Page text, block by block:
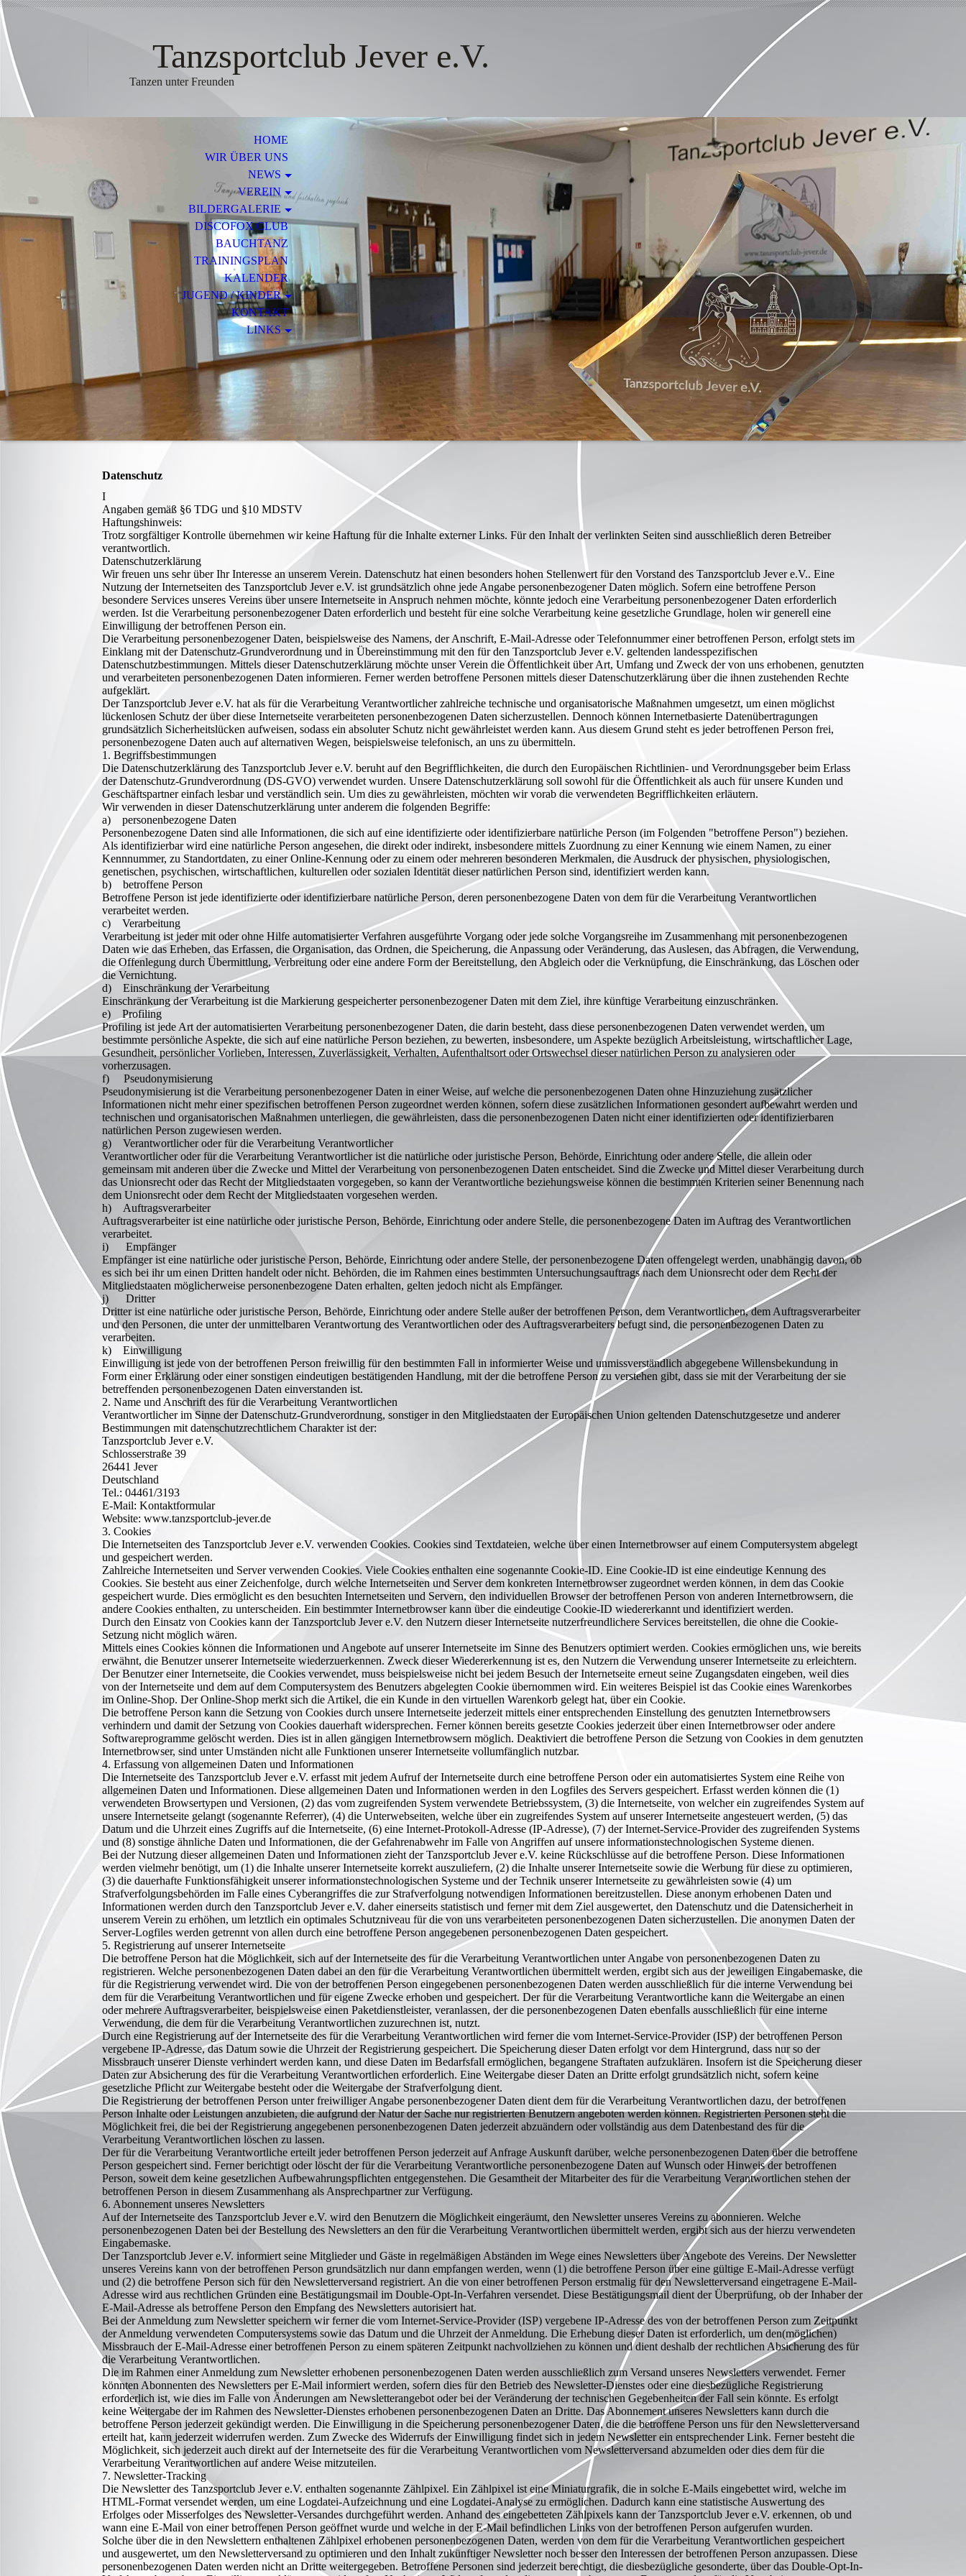
Tanzsportclub Jever e.V.
Tanzen unter Freunden
HOME
WIR ÜBER UNS
NEWS
VEREIN
BILDERGALERIE
DISCOFOX CLUB
BAUCHTANZ
TRAININGSPLAN
KALENDER
JUGEND / KINDER
KONTAKT
LINKS
Datenschutz
I
Angaben gemäß §6 TDG und §10 MDSTV
Haftungshinweis:
Trotz sorgfältiger Kontrolle übernehmen wir keine Haftung für die Inhalte externer Links. Für den Inhalt der verlinkten Seiten sind ausschließlich deren Betreiber
verantwortlich.
Datenschutzerklärung
Wir freuen uns sehr über Ihr Interesse an unserem Verein. Datenschutz hat einen besonders hohen Stellenwert für den Vorstand des Tanzsportclub Jever e.V.. Eine
Nutzung der Internetseiten des Tanzsportclub Jever e.V. ist grundsätzlich ohne jede Angabe personenbezogener Daten möglich. Sofern eine betroffene Person
besondere Services unseres Vereins über unsere Internetseite in Anspruch nehmen möchte, könnte jedoch eine Verarbeitung personenbezogener Daten erforderlich
werden. Ist die Verarbeitung personenbezogener Daten erforderlich und besteht für eine solche Verarbeitung keine gesetzliche Grundlage, holen wir generell eine
Einwilligung der betroffenen Person ein.
Die Verarbeitung personenbezogener Daten, beispielsweise des Namens, der Anschrift, E-Mail-Adresse oder Telefonnummer einer betroffenen Person, erfolgt stets im
Einklang mit der Datenschutz-Grundverordnung und in Übereinstimmung mit den für den Tanzsportclub Jever e.V. geltenden landesspezifischen
Datenschutzbestimmungen. Mittels dieser Datenschutzerklärung möchte unser Verein die Öffentlichkeit über Art, Umfang und Zweck der von uns erhobenen, genutzten
und verarbeiteten personenbezogenen Daten informieren. Ferner werden betroffene Personen mittels dieser Datenschutzerklärung über die ihnen zustehenden Rechte
aufgeklärt.
Der Tanzsportclub Jever e.V. hat als für die Verarbeitung Verantwortlicher zahlreiche technische und organisatorische Maßnahmen umgesetzt, um einen möglichst
lückenlosen Schutz der über diese Internetseite verarbeiteten personenbezogenen Daten sicherzustellen. Dennoch können Internetbasierte Datenübertragungen
grundsätzlich Sicherheitslücken aufweisen, sodass ein absoluter Schutz nicht gewährleistet werden kann. Aus diesem Grund steht es jeder betroffenen Person frei,
personenbezogene Daten auch auf alternativen Wegen, beispielsweise telefonisch, an uns zu übermitteln.
1. Begriffsbestimmungen
Die Datenschutzerklärung des Tanzsportclub Jever e.V. beruht auf den Begrifflichkeiten, die durch den Europäischen Richtlinien- und Verordnungsgeber beim Erlass
der Datenschutz-Grundverordnung (DS-GVO) verwendet wurden. Unsere Datenschutzerklärung soll sowohl für die Öffentlichkeit als auch für unsere Kunden und
Geschäftspartner einfach lesbar und verständlich sein. Um dies zu gewährleisten, möchten wir vorab die verwendeten Begrifflichkeiten erläutern.
Wir verwenden in dieser Datenschutzerklärung unter anderem die folgenden Begriffe:
a) personenbezogene Daten
Personenbezogene Daten sind alle Informationen, die sich auf eine identifizierte oder identifizierbare natürliche Person (im Folgenden "betroffene Person") beziehen.
Als identifizierbar wird eine natürliche Person angesehen, die direkt oder indirekt, insbesondere mittels Zuordnung zu einer Kennung wie einem Namen, zu einer
Kennnummer, zu Standortdaten, zu einer Online-Kennung oder zu einem oder mehreren besonderen Merkmalen, die Ausdruck der physischen, physiologischen,
genetischen, psychischen, wirtschaftlichen, kulturellen oder sozialen Identität dieser natürlichen Person sind, identifiziert werden kann.
b) betroffene Person
Betroffene Person ist jede identifizierte oder identifizierbare natürliche Person, deren personenbezogene Daten von dem für die Verarbeitung Verantwortlichen
verarbeitet werden.
c) Verarbeitung
Verarbeitung ist jeder mit oder ohne Hilfe automatisierter Verfahren ausgeführte Vorgang oder jede solche Vorgangsreihe im Zusammenhang mit personenbezogenen
Daten wie das Erheben, das Erfassen, die Organisation, das Ordnen, die Speicherung, die Anpassung oder Veränderung, das Auslesen, das Abfragen, die Verwendung,
die Offenlegung durch Übermittlung, Verbreitung oder eine andere Form der Bereitstellung, den Abgleich oder die Verknüpfung, die Einschränkung, das Löschen oder
die Vernichtung.
d) Einschränkung der Verarbeitung
Einschränkung der Verarbeitung ist die Markierung gespeicherter personenbezogener Daten mit dem Ziel, ihre künftige Verarbeitung einzuschränken.
e) Profiling
Profiling ist jede Art der automatisierten Verarbeitung personenbezogener Daten, die darin besteht, dass diese personenbezogenen Daten verwendet werden, um
bestimmte persönliche Aspekte, die sich auf eine natürliche Person beziehen, zu bewerten, insbesondere, um Aspekte bezüglich Arbeitsleistung, wirtschaftlicher Lage,
Gesundheit, persönlicher Vorlieben, Interessen, Zuverlässigkeit, Verhalten, Aufenthaltsort oder Ortswechsel dieser natürlichen Person zu analysieren oder
vorherzusagen.
f) Pseudonymisierung
Pseudonymisierung ist die Verarbeitung personenbezogener Daten in einer Weise, auf welche die personenbezogenen Daten ohne Hinzuziehung zusätzlicher
Informationen nicht mehr einer spezifischen betroffenen Person zugeordnet werden können, sofern diese zusätzlichen Informationen gesondert aufbewahrt werden und
technischen und organisatorischen Maßnahmen unterliegen, die gewährleisten, dass die personenbezogenen Daten nicht einer identifizierten oder identifizierbaren
natürlichen Person zugewiesen werden.
g) Verantwortlicher oder für die Verarbeitung Verantwortlicher
Verantwortlicher oder für die Verarbeitung Verantwortlicher ist die natürliche oder juristische Person, Behörde, Einrichtung oder andere Stelle, die allein oder
gemeinsam mit anderen über die Zwecke und Mittel der Verarbeitung von personenbezogenen Daten entscheidet. Sind die Zwecke und Mittel dieser Verarbeitung durch
das Unionsrecht oder das Recht der Mitgliedstaaten vorgegeben, so kann der Verantwortliche beziehungsweise können die bestimmten Kriterien seiner Benennung nach
dem Unionsrecht oder dem Recht der Mitgliedstaaten vorgesehen werden.
h) Auftragsverarbeiter
Auftragsverarbeiter ist eine natürliche oder juristische Person, Behörde, Einrichtung oder andere Stelle, die personenbezogene Daten im Auftrag des Verantwortlichen
verarbeitet.
i) Empfänger
Empfänger ist eine natürliche oder juristische Person, Behörde, Einrichtung oder andere Stelle, der personenbezogene Daten offengelegt werden, unabhängig davon, ob
es sich bei ihr um einen Dritten handelt oder nicht. Behörden, die im Rahmen eines bestimmten Untersuchungsauftrags nach dem Unionsrecht oder dem Recht der
Mitgliedstaaten möglicherweise personenbezogene Daten erhalten, gelten jedoch nicht als Empfänger.
j) Dritter
Dritter ist eine natürliche oder juristische Person, Behörde, Einrichtung oder andere Stelle außer der betroffenen Person, dem Verantwortlichen, dem Auftragsverarbeiter
und den Personen, die unter der unmittelbaren Verantwortung des Verantwortlichen oder des Auftragsverarbeiters befugt sind, die personenbezogenen Daten zu
verarbeiten.
k) Einwilligung
Einwilligung ist jede von der betroffenen Person freiwillig für den bestimmten Fall in informierter Weise und unmissverständlich abgegebene Willensbekundung in
Form einer Erklärung oder einer sonstigen eindeutigen bestätigenden Handlung, mit der die betroffene Person zu verstehen gibt, dass sie mit der Verarbeitung der sie
betreffenden personenbezogenen Daten einverstanden ist.
2. Name und Anschrift des für die Verarbeitung Verantwortlichen
Verantwortlicher im Sinne der Datenschutz-Grundverordnung, sonstiger in den Mitgliedstaaten der Europäischen Union geltenden Datenschutzgesetze und anderer
Bestimmungen mit datenschutzrechtlichem Charakter ist der:
Tanzsportclub Jever e.V.
Schlosserstraße 39
26441 Jever
Deutschland
Tel.: 04461/3193
E-Mail: Kontaktformular
Website: www.tanzsportclub-jever.de
3. Cookies
Die Internetseiten des Tanzsportclub Jever e.V. verwenden Cookies. Cookies sind Textdateien, welche über einen Internetbrowser auf einem Computersystem abgelegt
und gespeichert werden.
Zahlreiche Internetseiten und Server verwenden Cookies. Viele Cookies enthalten eine sogenannte Cookie-ID. Eine Cookie-ID ist eine eindeutige Kennung des
Cookies. Sie besteht aus einer Zeichenfolge, durch welche Internetseiten und Server dem konkreten Internetbrowser zugeordnet werden können, in dem das Cookie
gespeichert wurde. Dies ermöglicht es den besuchten Internetseiten und Servern, den individuellen Browser der betroffenen Person von anderen Internetbrowsern, die
andere Cookies enthalten, zu unterscheiden. Ein bestimmter Internetbrowser kann über die eindeutige Cookie-ID wiedererkannt und identifiziert werden.
Durch den Einsatz von Cookies kann der Tanzsportclub Jever e.V. den Nutzern dieser Internetseite nutzerfreundlichere Services bereitstellen, die ohne die Cookie-
Setzung nicht möglich wären.
Mittels eines Cookies können die Informationen und Angebote auf unserer Internetseite im Sinne des Benutzers optimiert werden. Cookies ermöglichen uns, wie bereits
erwähnt, die Benutzer unserer Internetseite wiederzuerkennen. Zweck dieser Wiedererkennung ist es, den Nutzern die Verwendung unserer Internetseite zu erleichtern.
Der Benutzer einer Internetseite, die Cookies verwendet, muss beispielsweise nicht bei jedem Besuch der Internetseite erneut seine Zugangsdaten eingeben, weil dies
von der Internetseite und dem auf dem Computersystem des Benutzers abgelegten Cookie übernommen wird. Ein weiteres Beispiel ist das Cookie eines Warenkorbes
im Online-Shop. Der Online-Shop merkt sich die Artikel, die ein Kunde in den virtuellen Warenkorb gelegt hat, über ein Cookie.
Die betroffene Person kann die Setzung von Cookies durch unsere Internetseite jederzeit mittels einer entsprechenden Einstellung des genutzten Internetbrowsers
verhindern und damit der Setzung von Cookies dauerhaft widersprechen. Ferner können bereits gesetzte Cookies jederzeit über einen Internetbrowser oder andere
Softwareprogramme gelöscht werden. Dies ist in allen gängigen Internetbrowsern möglich. Deaktiviert die betroffene Person die Setzung von Cookies in dem genutzten
Internetbrowser, sind unter Umständen nicht alle Funktionen unserer Internetseite vollumfänglich nutzbar.
4. Erfassung von allgemeinen Daten und Informationen
Die Internetseite des Tanzsportclub Jever e.V. erfasst mit jedem Aufruf der Internetseite durch eine betroffene Person oder ein automatisiertes System eine Reihe von
allgemeinen Daten und Informationen. Diese allgemeinen Daten und Informationen werden in den Logfiles des Servers gespeichert. Erfasst werden können die (1)
verwendeten Browsertypen und Versionen, (2) das vom zugreifenden System verwendete Betriebssystem, (3) die Internetseite, von welcher ein zugreifendes System auf
unsere Internetseite gelangt (sogenannte Referrer), (4) die Unterwebseiten, welche über ein zugreifendes System auf unserer Internetseite angesteuert werden, (5) das
Datum und die Uhrzeit eines Zugriffs auf die Internetseite, (6) eine Internet-Protokoll-Adresse (IP-Adresse), (7) der Internet-Service-Provider des zugreifenden Systems
und (8) sonstige ähnliche Daten und Informationen, die der Gefahrenabwehr im Falle von Angriffen auf unsere informationstechnologischen Systeme dienen.
Bei der Nutzung dieser allgemeinen Daten und Informationen zieht der Tanzsportclub Jever e.V. keine Rückschlüsse auf die betroffene Person. Diese Informationen
werden vielmehr benötigt, um (1) die Inhalte unserer Internetseite korrekt auszuliefern, (2) die Inhalte unserer Internetseite sowie die Werbung für diese zu optimieren,
(3) die dauerhafte Funktionsfähigkeit unserer informationstechnologischen Systeme und der Technik unserer Internetseite zu gewährleisten sowie (4) um
Strafverfolgungsbehörden im Falle eines Cyberangriffes die zur Strafverfolgung notwendigen Informationen bereitzustellen. Diese anonym erhobenen Daten und
Informationen werden durch den Tanzsportclub Jever e.V. daher einerseits statistisch und ferner mit dem Ziel ausgewertet, den Datenschutz und die Datensicherheit in
unserem Verein zu erhöhen, um letztlich ein optimales Schutzniveau für die von uns verarbeiteten personenbezogenen Daten sicherzustellen. Die anonymen Daten der
Server-Logfiles werden getrennt von allen durch eine betroffene Person angegebenen personenbezogenen Daten gespeichert.
5. Registrierung auf unserer Internetseite
Die betroffene Person hat die Möglichkeit, sich auf der Internetseite des für die Verarbeitung Verantwortlichen unter Angabe von personenbezogenen Daten zu
registrieren. Welche personenbezogenen Daten dabei an den für die Verarbeitung Verantwortlichen übermittelt werden, ergibt sich aus der jeweiligen Eingabemaske, die
für die Registrierung verwendet wird. Die von der betroffenen Person eingegebenen personenbezogenen Daten werden ausschließlich für die interne Verwendung bei
dem für die Verarbeitung Verantwortlichen und für eigene Zwecke erhoben und gespeichert. Der für die Verarbeitung Verantwortliche kann die Weitergabe an einen
oder mehrere Auftragsverarbeiter, beispielsweise einen Paketdienstleister, veranlassen, der die personenbezogenen Daten ebenfalls ausschließlich für eine interne
Verwendung, die dem für die Verarbeitung Verantwortlichen zuzurechnen ist, nutzt.
Durch eine Registrierung auf der Internetseite des für die Verarbeitung Verantwortlichen wird ferner die vom Internet-Service-Provider (ISP) der betroffenen Person
vergebene IP-Adresse, das Datum sowie die Uhrzeit der Registrierung gespeichert. Die Speicherung dieser Daten erfolgt vor dem Hintergrund, dass nur so der
Missbrauch unserer Dienste verhindert werden kann, und diese Daten im Bedarfsfall ermöglichen, begangene Straftaten aufzuklären. Insofern ist die Speicherung dieser
Daten zur Absicherung des für die Verarbeitung Verantwortlichen erforderlich. Eine Weitergabe dieser Daten an Dritte erfolgt grundsätzlich nicht, sofern keine
gesetzliche Pflicht zur Weitergabe besteht oder die Weitergabe der Strafverfolgung dient.
Die Registrierung der betroffenen Person unter freiwilliger Angabe personenbezogener Daten dient dem für die Verarbeitung Verantwortlichen dazu, der betroffenen
Person Inhalte oder Leistungen anzubieten, die aufgrund der Natur der Sache nur registrierten Benutzern angeboten werden können. Registrierten Personen steht die
Möglichkeit frei, die bei der Registrierung angegebenen personenbezogenen Daten jederzeit abzuändern oder vollständig aus dem Datenbestand des für die
Verarbeitung Verantwortlichen löschen zu lassen.
Der für die Verarbeitung Verantwortliche erteilt jeder betroffenen Person jederzeit auf Anfrage Auskunft darüber, welche personenbezogenen Daten über die betroffene
Person gespeichert sind. Ferner berichtigt oder löscht der für die Verarbeitung Verantwortliche personenbezogene Daten auf Wunsch oder Hinweis der betroffenen
Person, soweit dem keine gesetzlichen Aufbewahrungspflichten entgegenstehen. Die Gesamtheit der Mitarbeiter des für die Verarbeitung Verantwortlichen stehen der
betroffenen Person in diesem Zusammenhang als Ansprechpartner zur Verfügung.
6. Abonnement unseres Newsletters
Auf der Internetseite des Tanzsportclub Jever e.V. wird den Benutzern die Möglichkeit eingeräumt, den Newsletter unseres Vereins zu abonnieren. Welche
personenbezogenen Daten bei der Bestellung des Newsletters an den für die Verarbeitung Verantwortlichen übermittelt werden, ergibt sich aus der hierzu verwendeten
Eingabemaske.
Der Tanzsportclub Jever e.V. informiert seine Mitglieder und Gäste in regelmäßigen Abständen im Wege eines Newsletters über Angebote des Vereins. Der Newsletter
unseres Vereins kann von der betroffenen Person grundsätzlich nur dann empfangen werden, wenn (1) die betroffene Person über eine gültige E-Mail-Adresse verfügt
und (2) die betroffene Person sich für den Newsletterversand registriert. An die von einer betroffenen Person erstmalig für den Newsletterversand eingetragene E-Mail-
Adresse wird aus rechtlichen Gründen eine Bestätigungsmail im Double-Opt-In-Verfahren versendet. Diese Bestätigungsmail dient der Überprüfung, ob der Inhaber der
E-Mail-Adresse als betroffene Person den Empfang des Newsletters autorisiert hat.
Bei der Anmeldung zum Newsletter speichern wir ferner die vom Internet-Service-Provider (ISP) vergebene IP-Adresse des von der betroffenen Person zum Zeitpunkt
der Anmeldung verwendeten Computersystems sowie das Datum und die Uhrzeit der Anmeldung. Die Erhebung dieser Daten ist erforderlich, um den(möglichen)
Missbrauch der E-Mail-Adresse einer betroffenen Person zu einem späteren Zeitpunkt nachvollziehen zu können und dient deshalb der rechtlichen Absicherung des für
die Verarbeitung Verantwortlichen.
Die im Rahmen einer Anmeldung zum Newsletter erhobenen personenbezogenen Daten werden ausschließlich zum Versand unseres Newsletters verwendet. Ferner
könnten Abonnenten des Newsletters per E-Mail informiert werden, sofern dies für den Betrieb des Newsletter-Dienstes oder eine diesbezügliche Registrierung
erforderlich ist, wie dies im Falle von Änderungen am Newsletterangebot oder bei der Veränderung der technischen Gegebenheiten der Fall sein könnte. Es erfolgt
keine Weitergabe der im Rahmen des Newsletter-Dienstes erhobenen personenbezogenen Daten an Dritte. Das Abonnement unseres Newsletters kann durch die
betroffene Person jederzeit gekündigt werden. Die Einwilligung in die Speicherung personenbezogener Daten, die die betroffene Person uns für den Newsletterversand
erteilt hat, kann jederzeit widerrufen werden. Zum Zwecke des Widerrufs der Einwilligung findet sich in jedem Newsletter ein entsprechender Link. Ferner besteht die
Möglichkeit, sich jederzeit auch direkt auf der Internetseite des für die Verarbeitung Verantwortlichen vom Newsletterversand abzumelden oder dies dem für die
Verarbeitung Verantwortlichen auf andere Weise mitzuteilen.
7. Newsletter-Tracking
Die Newsletter des Tanzsportclub Jever e.V. enthalten sogenannte Zählpixel. Ein Zählpixel ist eine Miniaturgrafik, die in solche E-Mails eingebettet wird, welche im
HTML-Format versendet werden, um eine Logdatei-Aufzeichnung und eine Logdatei-Analyse zu ermöglichen. Dadurch kann eine statistische Auswertung des
Erfolges oder Misserfolges des Newsletter-Versandes durchgeführt werden. Anhand des eingebetteten Zählpixels kann der Tanzsportclub Jever e.V. erkennen, ob und
wann eine E-Mail von einer betroffenen Person geöffnet wurde und welche in der E-Mail befindlichen Links von der betroffenen Person aufgerufen wurden.
Solche über die in den Newslettern enthaltenen Zählpixel erhobenen personenbezogenen Daten, werden von dem für die Verarbeitung Verantwortlichen gespeichert
und ausgewertet, um den Newsletterversand zu optimieren und den Inhalt zukünftiger Newsletter noch besser den Interessen der betroffenen Person anzupassen. Diese
personenbezogenen Daten werden nicht an Dritte weitergegeben. Betroffene Personen sind jederzeit berechtigt, die diesbezügliche gesonderte, über das Double-Opt-In-